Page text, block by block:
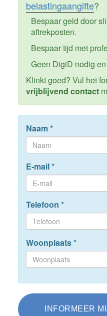
belastingaangifte?
Bespaar geld door
aftrekposten.
Bespaar tijd met
Geen DigiD nodig
Klinkt goed? Vul het
vrijblijvend contact
Naam*
E-mail*
Telefoon *
Woonplaats*